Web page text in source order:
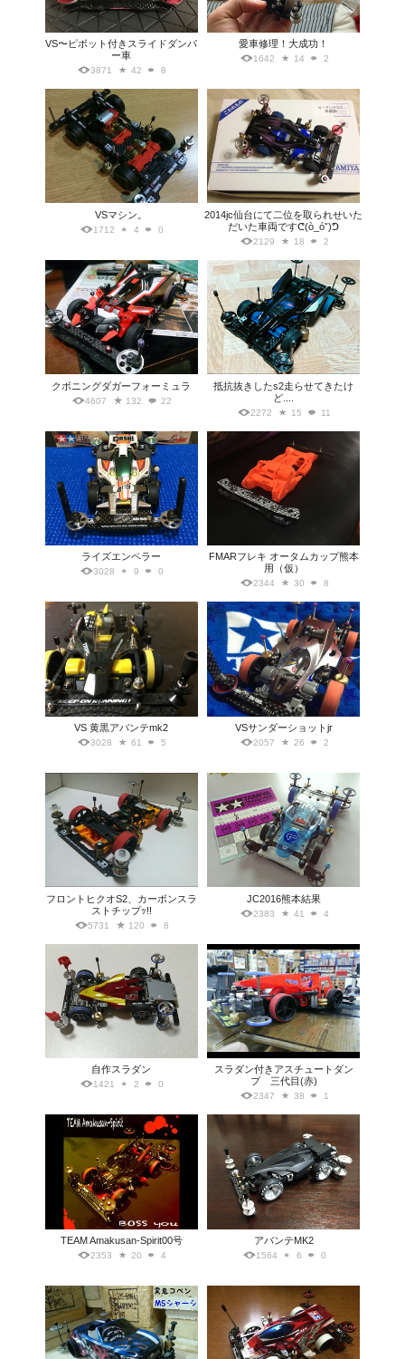
VS〜ピボット付きスライドダンパ
ー車
3871 42 8
愛車修理！大成功！
1642 14 2
VSマシン。
1712 4 0
2014jc仙台にて二位を取られせいた
だいた車両ですᕦ(ò_óˇ)ᕤ
2129 18 2
クボニングダガーフォーミュラ
4607 132 22
抵抗抜きしたs2走らせてきたけ
ど....
2272 15 11
ライズエンペラー
3028 9 0
FMARフレキ オータムカップ熊本
用（仮）
2344 30 8
VS 黄黒アバンテmk2
3028 61 5
VSサンダーショットjr
2057 26 2
フロントヒクオS2、カーボンスラ
ストチップｯ!!
5731 120 8
JC2016熊本結果
2383 41 4
自作スラダン
1421 2 0
スラダン付きアスチュートダン
プ 三代目(赤)
2347 38 1
TEAM Amakusan-Spirit00号
2353 20 4
アバンテMK2
1564 6 0